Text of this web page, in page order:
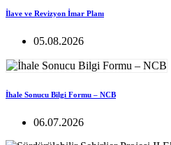
İlave ve Revizyon İmar Planı
05.08.2026
İhale Sonucu Bilgi Formu – NCB
06.07.2026